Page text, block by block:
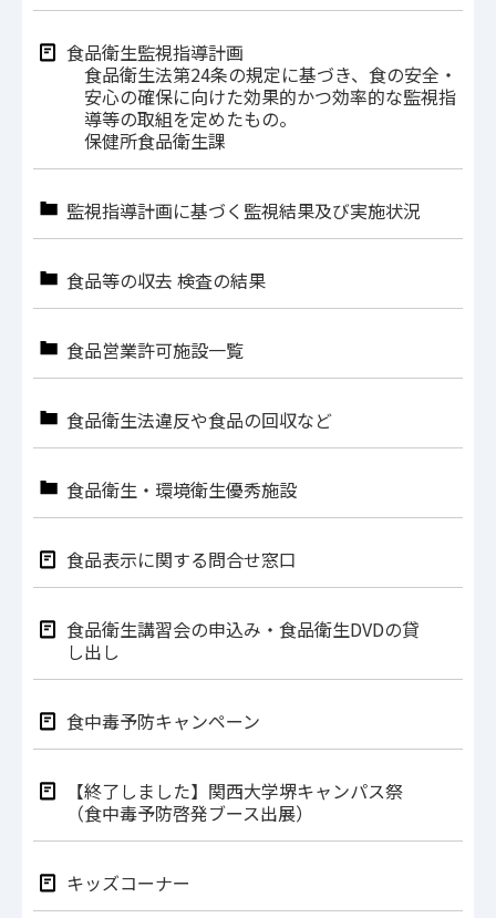
食品衛生監視指導計画
食品衛生法第24条の規定に基づき、食の安全・
安心の確保に向けた効果的かつ効率的な監視指
導等の取組を定めたもの。
保健所食品衛生課
監視指導計画に基づく監視結果及び実施状況
食品等の収去 検査の結果
食品営業許可施設一覧
食品衛生法違反や食品の回収など
食品衛生・環境衛生優秀施設
食品表示に関する問合せ窓口
食品衛生講習会の申込み・食品衛生DVDの貸
し出し
食中毒予防キャンペーン
【終了しました】関西大学堺キャンパス祭
（食中毒予防啓発ブース出展）
キッズコーナー